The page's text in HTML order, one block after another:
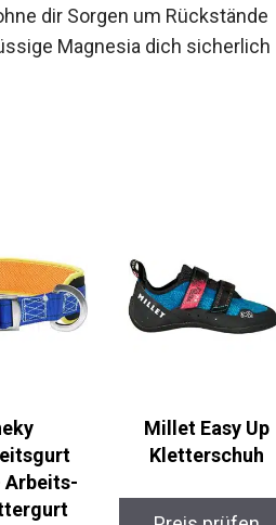
in verschiedenen
Magnesia dich sicherlich
Millet Easy Up